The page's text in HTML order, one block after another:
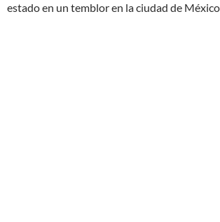
estado en un temblor en la ciudad de